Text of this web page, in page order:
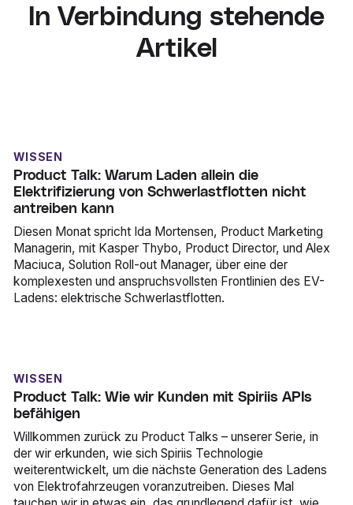
In Verbindung stehende
Artikel
WISSEN
Product Talk: Warum Laden allein die
Elektrifizierung von Schwerlastflotten nicht
antreiben kann
Diesen Monat spricht Ida Mortensen, Product Marketing
Managerin, mit Kasper Thybo, Product Director, und Alex
Maciuca, Solution Roll-out Manager, über eine der
komplexesten und anspruchsvollsten Frontlinien des EV-
Ladens: elektrische Schwerlastflotten.
WISSEN
Product Talk: Wie wir Kunden mit Spiriis APIs
befähigen
Willkommen zurück zu Product Talks – unserer Serie, in
der wir erkunden, wie sich Spiriis Technologie
weiterentwickelt, um die nächste Generation des Ladens
von Elektrofahrzeugen voranzutreiben. Dieses Mal